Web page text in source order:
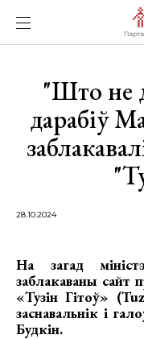
"Што не
дарабіў
28.10.2024
На загад
заблакаваны сайт
«Тузін Гітоў»
заснавальнік і
Будкін.